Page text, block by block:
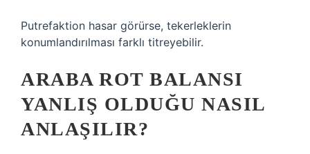
Putrefaktion hasar görürse, tekerleklerin
konumlandırılması farklı titreyebilir.
ARABA ROT BALANSI
YANLIŞ OLDUĞU NASIL
ANLAŞILIR?